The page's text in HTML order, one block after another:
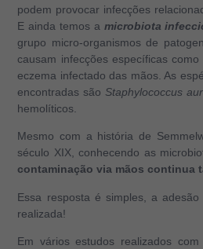
podem provocar infecções
E ainda temos a microbiota
grupo micro-organismos de
causam infecções específicas
eczema infectado das mãos. As
encontradas são Staphylococcus
hemolíticos.
Mesmo com a história de
século XIX, conhecendo as
contaminação via mãos continua
Essa resposta é simples, a
realizada!
Em vários estudos realizados